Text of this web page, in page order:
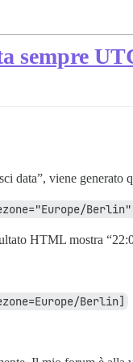
sempre
data”, viene generato
HTML mostra
Berlin]